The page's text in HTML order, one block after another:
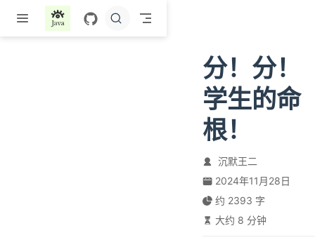
跳至主要內容
分！分！
学生的命
根！
沉默王二
2024年11月28日
约 2393 字
大约 8 分钟